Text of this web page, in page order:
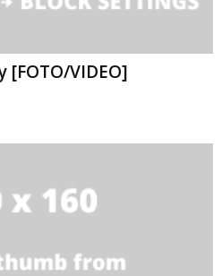
[FOTO/VIDEO]